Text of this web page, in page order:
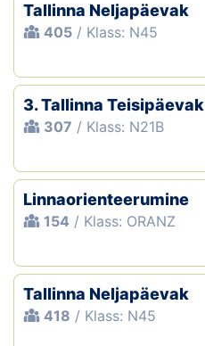
Tallinna Neljapäevak
405 / Klass: N45
3. Tallinna Teisipäevak
307 / Klass: N21B
Linnaorienteerumine
154 / Klass: ORANZ
Tallinna Neljapäevak
418 / Klass: N45